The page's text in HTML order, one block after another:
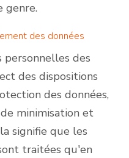
genre.
des données
personnelles des
des dispositions
des données,
minimisation et
signifie que les
traitées qu'en